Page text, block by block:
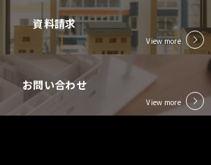
資料請求
View more
お問い合わせ
View more